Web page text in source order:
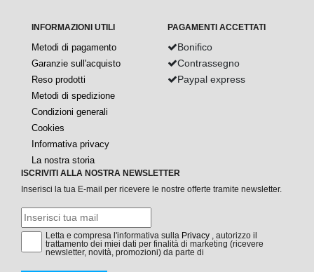
INFORMAZIONI UTILI
Metodi di pagamento
Garanzie sull'acquisto
Reso prodotti
Metodi di spedizione
Condizioni generali
Cookies
Informativa privacy
La nostra storia
PAGAMENTI ACCETTATI
Bonifico
Contrassegno
Paypal express
ISCRIVITI ALLA NOSTRA NEWSLETTER
Inserisci la tua E-mail per ricevere le nostre offerte tramite newsletter.
Letta e compresa l'informativa sulla Privacy , autorizzo il
trattamento dei miei dati per finalità di marketing (ricevere
newsletter, novità, promozioni) da parte di